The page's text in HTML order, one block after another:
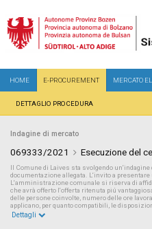
HOME E-PROCUREMENT MERCATO
DETTAGLIO PROCEDURA
Indagine di mercato
069333/2021 Esecuzione del
Il Comune di Laives sta svolgendo
documentazione allegata. L‘invito a
L‘amministrazione comunale si riserva di
che avrà offerto l‘offerta ritenuta piú
delle persone coinvolte, numero delle ore
applicano, per quanto compatibili, le
Dettagli